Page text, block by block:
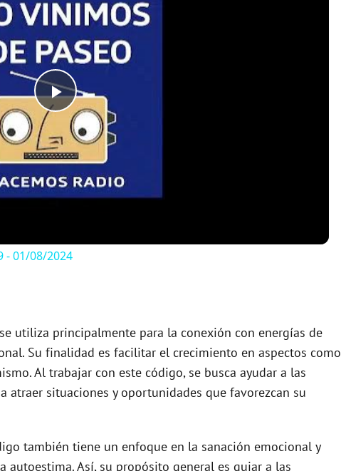
P
l
a
y
i
d
o
- 01/08/2024
utiliza principalmente para la conexión con energías de
Su finalidad es facilitar el crecimiento en aspectos como
Al trabajar con este código, se busca ayudar a las
atraer situaciones y oportunidades que favorezcan su
también tiene un enfoque en la sanación emocional y
Así, su propósito general es guiar a las